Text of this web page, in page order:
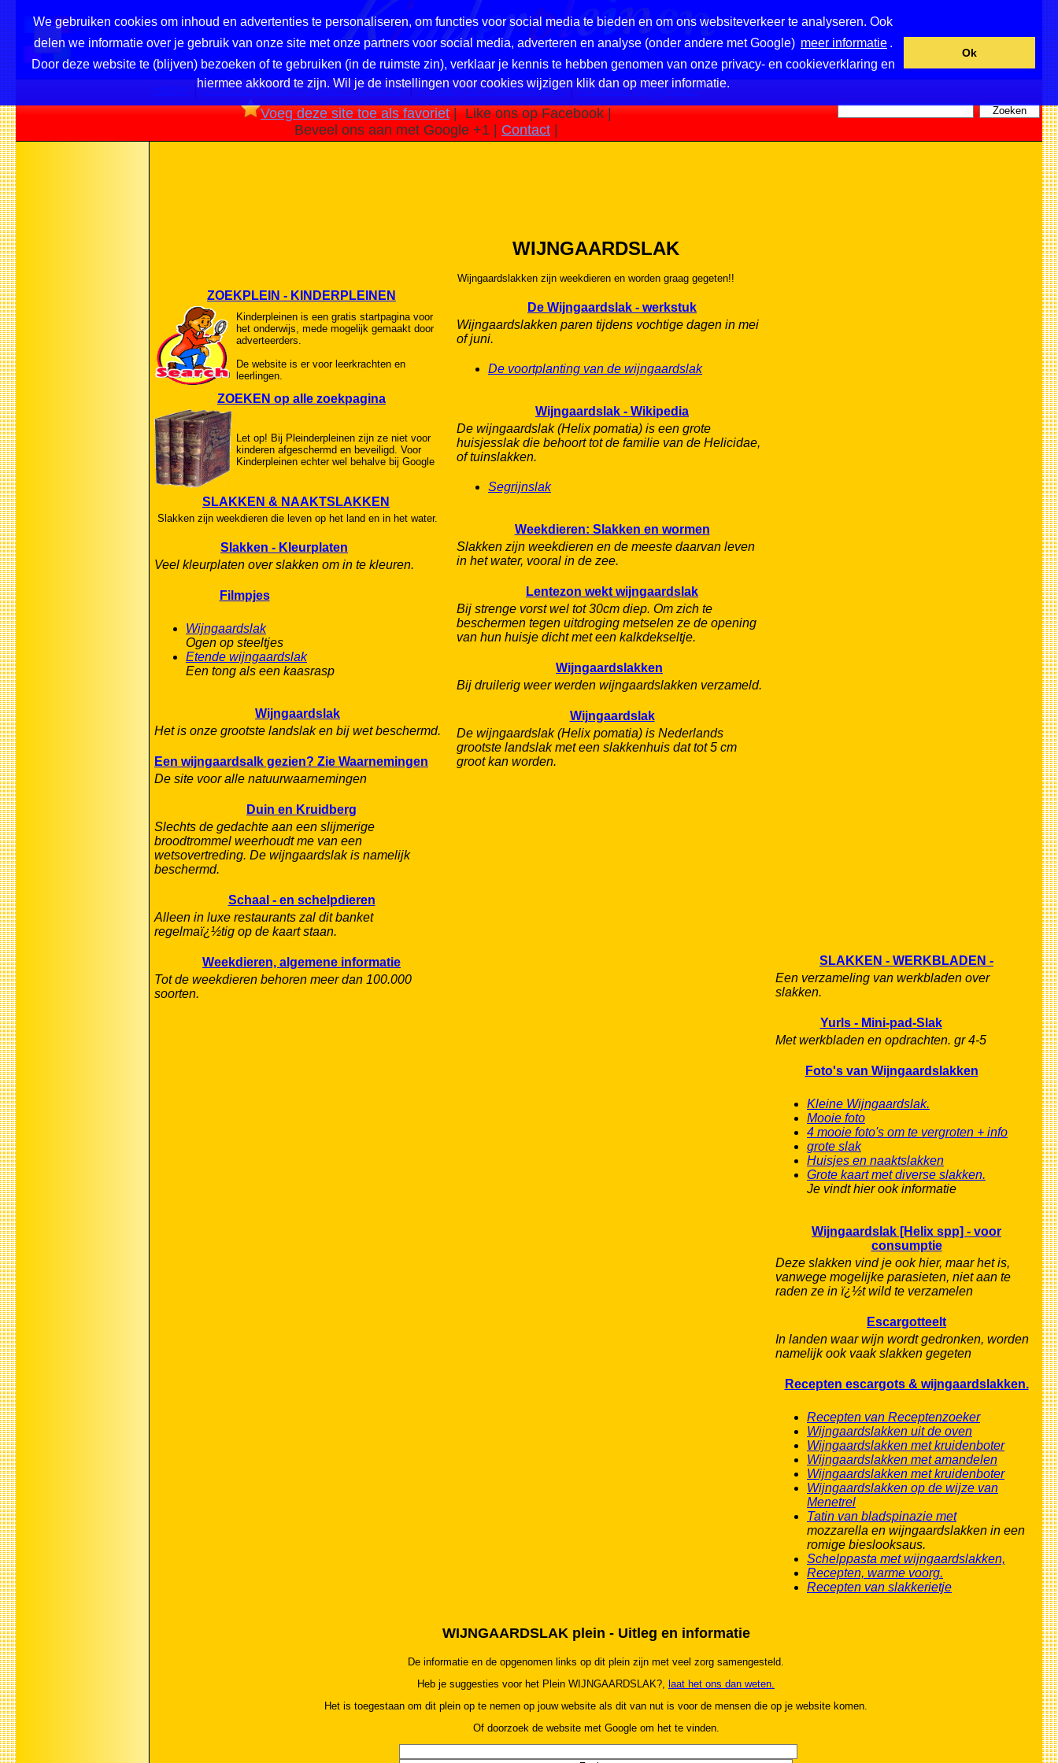
We gebruiken cookies om inhoud en advertenties te personaliseren, om functies voor social media te bieden en om ons websiteverkeer te analyseren. Ook
delen we informatie over je gebruik van onze site met onze partners voor social media, adverteren en analyse (onder andere met Google) meer informatie .
Door deze website te (blijven) bezoeken of te gebruiken (in de ruimste zin), verklaar je kennis te hebben genomen van onze privacy- en cookieverklaring en
hiermee akkoord te zijn. Wil je de instellingen voor cookies wijzigen klik dan op meer informatie.
Ok
|Overzicht onderwerpen / pleinen|Privacy en cookiebeleid|Website suggestie?
Voeg deze site toe als favoriet|Like ons op Facebook |
Beveel ons aan met Google +1 | Contact
WIJNGAARDSLAK
Wijngaardslakken zijn weekdieren en worden graag gegeten!!
ZOEKPLEIN - KINDERPLEINEN
Kinderpleinen is een gratis startpagina voor
het onderwijs, mede mogelijk gemaakt door
adverteerders.
De website is er voor leerkrachten en
leerlingen.
ZOEKEN op alle zoekpagina
Let op! Bij Pleinderpleinen zijn ze niet voor
kinderen afgeschermd en beveiligd. Voor
Kinderpleinen echter wel behalve bij Google
SLAKKEN & NAAKTSLAKKEN
Slakken zijn weekdieren die leven op het land en in het water.
Slakken - Kleurplaten
Veel kleurplaten over slakken om in te kleuren.
Filmpjes
Wijngaardslak
Ogen op steeltjes
Etende wijngaardslak
Een tong als een kaasrasp
Wijngaardslak
Het is onze grootste landslak en bij wet beschermd.
Een wijngaardsalk gezien? Zie Waarnemingen
De site voor alle natuurwaarnemingen
Duin en Kruidberg
Slechts de gedachte aan een slijmerige
broodtrommel weerhoudt me van een
wetsovertreding. De wijngaardslak is namelijk
beschermd.
Schaal - en schelpdieren
Alleen in luxe restaurants zal dit banket
regelmaï¿½tig op de kaart staan.
Weekdieren, algemene informatie
Tot de weekdieren behoren meer dan 100.000
soorten.
De Wijngaardslak - werkstuk
Wijngaardslakken paren tijdens vochtige dagen in mei
of juni.
De voortplanting van de wijngaardslak
Wijngaardslak - Wikipedia
De wijngaardslak (Helix pomatia) is een grote
huisjesslak die behoort tot de familie van de Helicidae,
of tuinslakken.
Segrijnslak
Weekdieren: Slakken en wormen
Slakken zijn weekdieren en de meeste daarvan leven
in het water, vooral in de zee.
Lentezon wekt wijngaardslak
Bij strenge vorst wel tot 30cm diep. Om zich te
beschermen tegen uitdroging metselen ze de opening
van hun huisje dicht met een kalkdekseltje.
Wijngaardslakken
Bij druilerig weer werden wijngaardslakken verzameld.
Wijngaardslak
De wijngaardslak (Helix pomatia) is Nederlands
grootste landslak met een slakkenhuis dat tot 5 cm
groot kan worden.
SLAKKEN - WERKBLADEN -
Een verzameling van werkbladen over
slakken.
Yurls - Mini-pad-Slak
Met werkbladen en opdrachten. gr 4-5
Foto's van Wijngaardslakken
Kleine Wijngaardslak.
Mooie foto
4 mooie foto's om te vergroten + info
grote slak
Huisjes en naaktslakken
Grote kaart met diverse slakken.
Je vindt hier ook informatie
Wijngaardslak [Helix spp] - voor
consumptie
Deze slakken vind je ook hier, maar het is,
vanwege mogelijke parasieten, niet aan te
raden ze in ï¿½t wild te verzamelen
Escargotteelt
In landen waar wijn wordt gedronken, worden
namelijk ook vaak slakken gegeten
Recepten escargots & wijngaardslakken.
Recepten van Receptenzoeker
Wijngaardslakken uit de oven
Wijngaardslakken met kruidenboter
Wijngaardslakken met amandelen
Wijngaardslakken met kruidenboter
Wijngaardslakken op de wijze van
Menetrel
Tatin van bladspinazie met
mozzarella en wijngaardslakken in een
romige bieslooksaus.
Schelppasta met wijngaardslakken,
Recepten, warme voorg.
Recepten van slakkerietje
WIJNGAARDSLAK plein - Uitleg en informatie
De informatie en de opgenomen links op dit plein zijn met veel zorg samengesteld.
Heb je suggesties voor het Plein WIJNGAARDSLAK?, laat het ons dan weten.
Het is toegestaan om dit plein op te nemen op jouw website als dit van nut is voor de mensen die op je website komen.
Of doorzoek de website met Google om het te vinden.